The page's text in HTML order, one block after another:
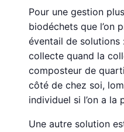
Pour une gestion
biodéchets que l’on
éventail de solutions
collecte quand la
composteur de
côté de chez soi,
individuel si l’on a la
Une autre solution